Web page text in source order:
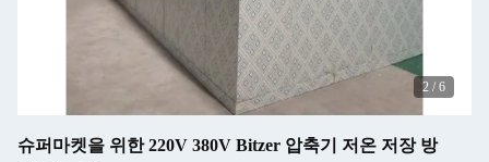
2 / 6
슈퍼마켓을 위한 220V 380V Bitzer 압축기 저온 저장 방